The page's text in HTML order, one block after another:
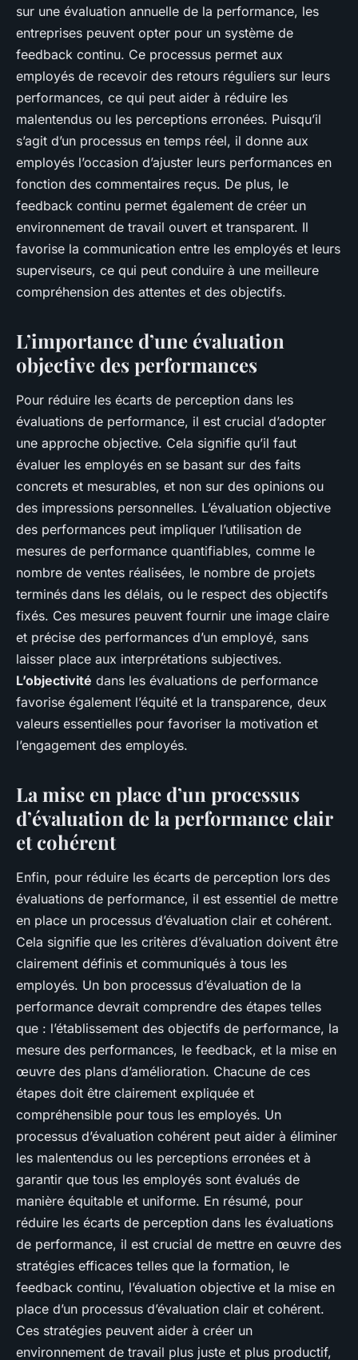
sur une évaluation annuelle de la performance, les
entreprises peuvent opter pour un système de
feedback continu. Ce processus permet aux
employés de recevoir des retours réguliers sur leurs
performances, ce qui peut aider à réduire les
malentendus ou les perceptions erronées. Puisqu’il
s’agit d’un processus en temps réel, il donne aux
employés l’occasion d’ajuster leurs performances en
fonction des commentaires reçus. De plus, le
feedback continu permet également de créer un
environnement de travail ouvert et transparent. Il
favorise la communication entre les employés et leurs
superviseurs, ce qui peut conduire à une meilleure
compréhension des attentes et des objectifs.
L’importance d’une évaluation
objective des performances
Pour réduire les écarts de perception dans les
évaluations de performance, il est crucial d’adopter
une approche objective. Cela signifie qu’il faut
évaluer les employés en se basant sur des faits
concrets et mesurables, et non sur des opinions ou
des impressions personnelles. L’évaluation objective
des performances peut impliquer l’utilisation de
mesures de performance quantifiables, comme le
nombre de ventes réalisées, le nombre de projets
terminés dans les délais, ou le respect des objectifs
fixés. Ces mesures peuvent fournir une image claire
et précise des performances d’un employé, sans
laisser place aux interprétations subjectives.
L’objectivité dans les évaluations de performance
favorise également l’équité et la transparence, deux
valeurs essentielles pour favoriser la motivation et
l’engagement des employés.
La mise en place d’un processus
d’évaluation de la performance clair
et cohérent
Enfin, pour réduire les écarts de perception lors des
évaluations de performance, il est essentiel de mettre
en place un processus d’évaluation clair et cohérent.
Cela signifie que les critères d’évaluation doivent être
clairement définis et communiqués à tous les
employés. Un bon processus d’évaluation de la
performance devrait comprendre des étapes telles
que : l’établissement des objectifs de performance, la
mesure des performances, le feedback, et la mise en
œuvre des plans d’amélioration. Chacune de ces
étapes doit être clairement expliquée et
compréhensible pour tous les employés. Un
processus d’évaluation cohérent peut aider à éliminer
les malentendus ou les perceptions erronées et à
garantir que tous les employés sont évalués de
manière équitable et uniforme. En résumé, pour
réduire les écarts de perception dans les évaluations
de performance, il est crucial de mettre en œuvre des
stratégies efficaces telles que la formation, le
feedback continu, l’évaluation objective et la mise en
place d’un processus d’évaluation clair et cohérent.
Ces stratégies peuvent aider à créer un
environnement de travail plus juste et plus productif,